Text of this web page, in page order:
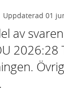
Uppdaterad 01
av